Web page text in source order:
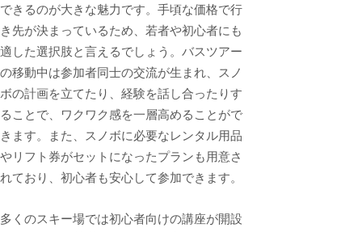
できるのが大きな魅力です。手頃な価格で行
き先が決まっているため、若者や初心者にも
適した選択肢と言えるでしょう。バスツアー
の移動中は参加者同士の交流が生まれ、スノ
ボの計画を立てたり、経験を話し合ったりす
ることで、ワクワク感を一層高めることがで
きます。また、スノボに必要なレンタル用品
やリフト券がセットになったプランも用意さ
れており、初心者も安心して参加できます。
多くのスキー場では初心者向けの講座が開設